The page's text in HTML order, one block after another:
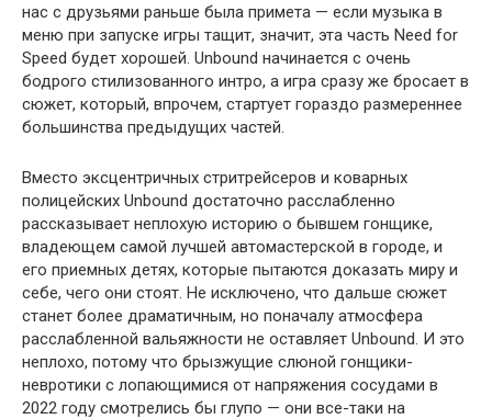
нас с друзьями раньше была примета — если музыка в
меню при запуске игры тащит, значит, эта часть Need for
Speed будет хорошей. Unbound начинается с очень
бодрого стилизованного интро, а игра сразу же бросает в
сюжет, который, впрочем, стартует гораздо размереннее
большинства предыдущих частей.
Вместо эксцентричных стритрейсеров и коварных
полицейских Unbound достаточно расслабленно
рассказывает неплохую историю о бывшем гонщике,
владеющем самой лучшей автомастерской в городе, и
его приемных детях, которые пытаются доказать миру и
себе, чего они стоят. Не исключено, что дальше сюжет
станет более драматичным, но поначалу атмосфера
расслабленной вальяжности не оставляет Unbound. И это
неплохо, потому что брызжущие слюной гонщики-
невротики с лопающимися от напряжения сосудами в
2022 году смотрелись бы глупо — они все-таки на